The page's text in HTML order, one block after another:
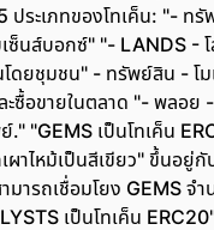
ประเภทของโทเค็น: "- ทรั
เซ็นส์บอกซ์" "- LANDS -
โดยชุมชน" - ทรัพย์สิน - โม
ะซื้อขายในตลาด "- พลอย
." "GEMS เป็นโทเค็น
าไหม้เป็นสีเขียว" ขึ้นอยู่
มารถเชื่อมโยง GEMS จ
เป็นโทเค็น